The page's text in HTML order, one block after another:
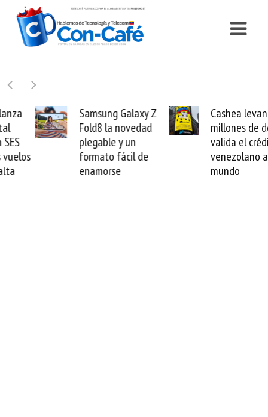
Samsung Galaxy Z
Fold8 la novedad
plegable y un
formato fácil de
enamorse
Cashea levanta 100
millones de dólares y
valida el crédito del
venezolano ante el